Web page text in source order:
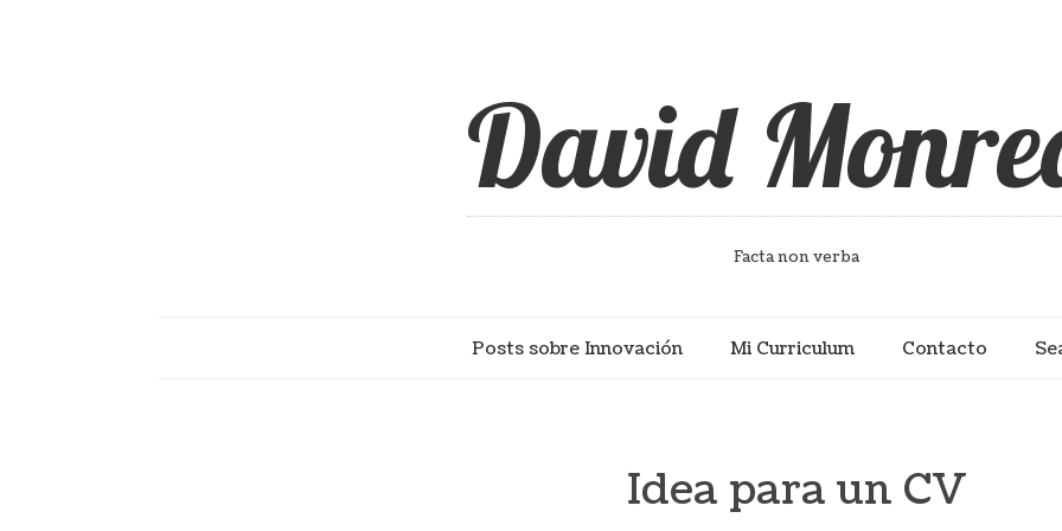
David
Facta non verba
Posts sobre Innovación Mi Curriculum Contacto
Idea para un CV